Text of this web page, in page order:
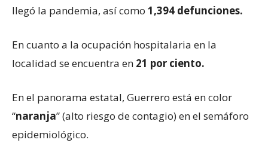
llegó la pandemia, así como 1,394 defunciones.
En cuanto a la ocupación hospitalaria en la
localidad se encuentra en 21 por ciento.
En el panorama estatal, Guerrero está en color
“naranja” (alto riesgo de contagio) en el semáforo
epidemiológico.